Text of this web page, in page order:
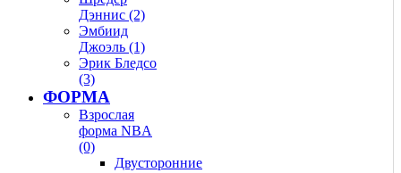
Дэннис (2)
Эмбиид
Джоэль (1)
Эрик Бледсо
(3)
ФОРМА
Взрослая
форма NBA
(0)
Двусторонние